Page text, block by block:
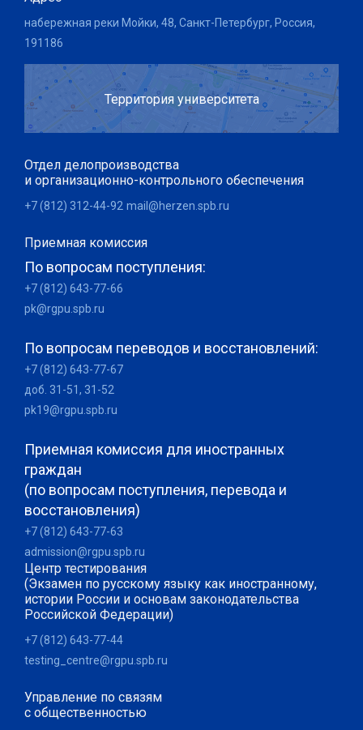
набережная реки Мойки, 48, Санкт-Петербург, Россия,
191186
Территория университета
Отдел делопроизводства
и организационно-контрольного обеспечения
+7 (812) 312-44-92 mail@herzen.spb.ru
Приемная комиссия
По вопросам поступления:
+7 (812) 643-77-66
pk@rgpu.spb.ru
По вопросам переводов и восстановлений:
+7 (812) 643-77-67
доб. 31-51, 31-52
pk19@rgpu.spb.ru
Приемная комиссия для иностранных
граждан
(по вопросам поступления, перевода и
восстановления)
+7 (812) 643-77-63
admission@rgpu.spb.ru
Центр тестирования
(Экзамен по русскому языку как иностранному,
истории России и основам законодательства
Российской Федерации)
+7 (812) 643-77-44
testing_centre@rgpu.spb.ru
Управление по связям
с общественностью